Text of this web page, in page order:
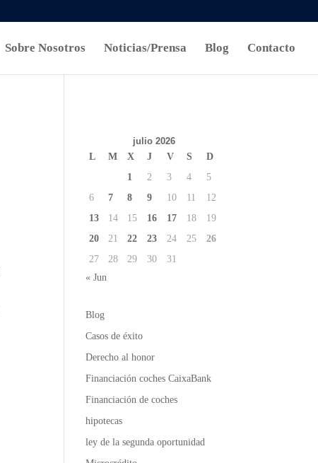
Sobre Nosotros Noticias/Prensa Blog Contacto
julio 2026
L
M X J V S
D
1
2 3 4
5
6
7 8 9 10 11
12
13
14 15 16 17 18
19
20
21 22 23 24 25
26
27
28 29 30
31
« Jun
Blog
Casos de éxito
Derecho al honor
Financiación coches CaixaBank
Financiación de coches
hipotecas
ley de la segunda oportunidad